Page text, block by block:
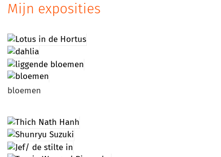
Mijn exposities
bloemen